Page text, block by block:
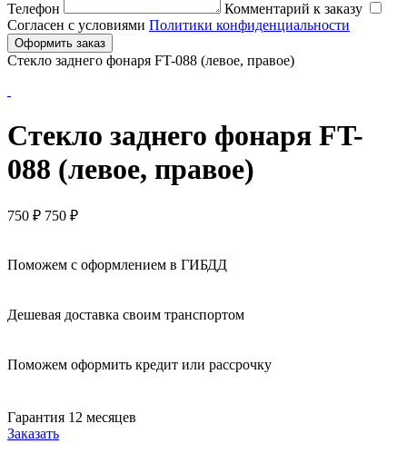
Телефон
Комментарий к заказу
Согласен с условиями Политики конфиденциальности
Оформить заказ
Стекло заднего фонаря FT-088 (левое, правое)
Стекло заднего фонаря FT-
088 (левое, правое)
750 ₽ 750 ₽
Поможем с оформлением в ГИБДД
Дешевая доставка своим транспортом
Поможем оформить кредит или рассрочку
Гарантия 12 месяцев
Заказать